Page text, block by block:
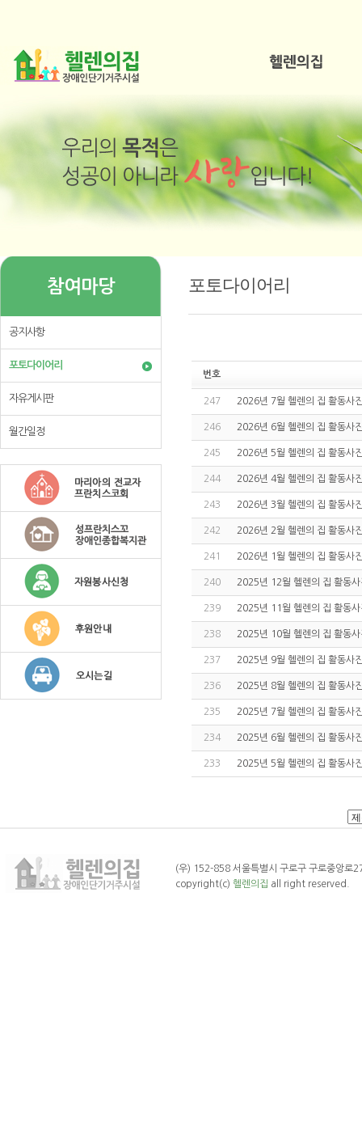
참여마당
공지사항
포토다이어리
자유게시판
월간일정
포토다이어리
번호
247 2026년 7월 헬렌의 집 활동사
246 2026년 6월 헬렌의 집 활동사
245 2026년 5월 헬렌의 집 활동사
244 2026년 4월 헬렌의 집 활동사
243 2026년 3월 헬렌의 집 활동사
242 2026년 2월 헬렌의 집 활동사
241 2026년 1월 헬렌의 집 활동사
240 2025년 12월 헬렌의 집 활동사
239 2025년 11월 헬렌의 집 활동사
238 2025년 10월 헬렌의 집 활동사
237 2025년 9월 헬렌의 집 활동사
236 2025년 8월 헬렌의 집 활동사
235 2025년 7월 헬렌의 집 활동사
234 2025년 6월 헬렌의 집 활동사
233 2025년 5월 헬렌의 집 활동사
(우) 152-858 서울특별시 구로구 구로중
copyright(c) 헬렌의집 all right reserved.